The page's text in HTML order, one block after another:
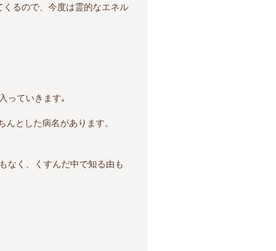
るので、今度は霊的なエネル
っていきます｡
とした病名があります。
なく、くすんだ中で知る由も